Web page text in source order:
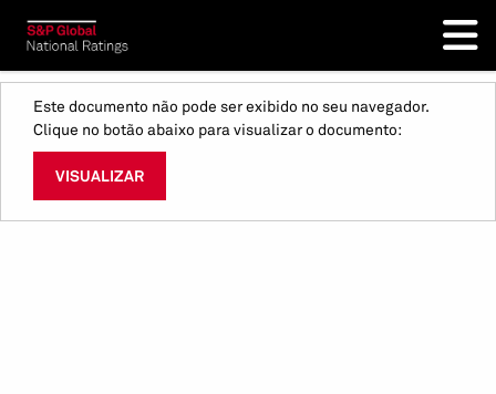
Este documento não pode ser exibido no seu navegador.
Clique no botão abaixo para visualizar o documento:
VISUALIZAR